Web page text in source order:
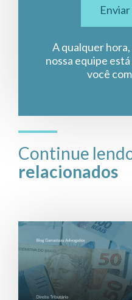
A qualquer
nossa equipe
você
Continue
relacionados